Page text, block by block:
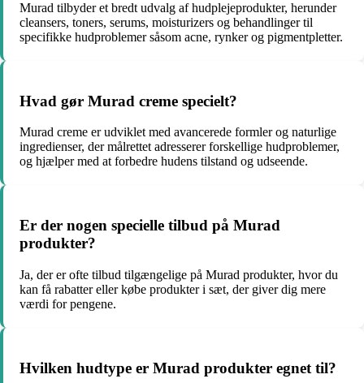
Murad tilbyder et bredt udvalg af hudplejeprodukter, herunder
cleansers, toners, serums, moisturizers og behandlinger til
specifikke hudproblemer såsom acne, rynker og pigmentpletter.
Hvad gør Murad creme specielt?
Murad creme er udviklet med avancerede formler og naturlige
ingredienser, der målrettet adresserer forskellige hudproblemer,
og hjælper med at forbedre hudens tilstand og udseende.
Er der nogen specielle tilbud på Murad
produkter?
Ja, der er ofte tilbud tilgængelige på Murad produkter, hvor du
kan få rabatter eller købe produkter i sæt, der giver dig mere
værdi for pengene.
Hvilken hudtype er Murad produkter egnet til?